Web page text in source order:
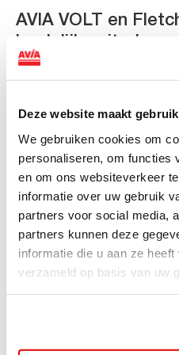
Deze website maakt
We gebruiken cookies om
personaliseren, om functies
en om ons websiteverkeer
informatie over uw gebruik
partners voor social media,
partners kunnen deze
informatie die u aan ze
verzameld op basis van uw
AVIA VOLT en
van DC-
Lees verder